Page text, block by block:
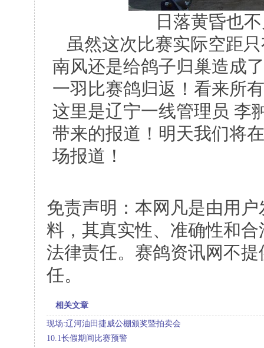
日落黄昏也
虽然这次比赛实际空距
南风还是给鸽子归巢造成
一羽比赛鸽归返！看来所
这里是辽宁一线管理员 李
带来的报道！明天我们将
场报道！
免责声明：本网凡是由用
料，其真实性、准确性和
法律责任。赛鸽资讯网不
任。
相关文章
现场:辽河油田捷威公棚颁奖暨拍卖会
10.1长假期间比赛预警